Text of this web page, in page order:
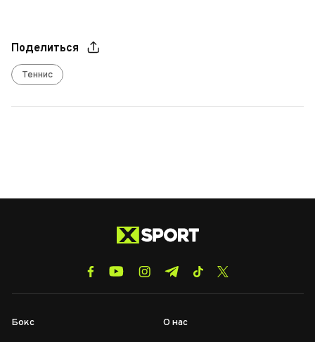
Поделиться
Теннис
Бокс О нас